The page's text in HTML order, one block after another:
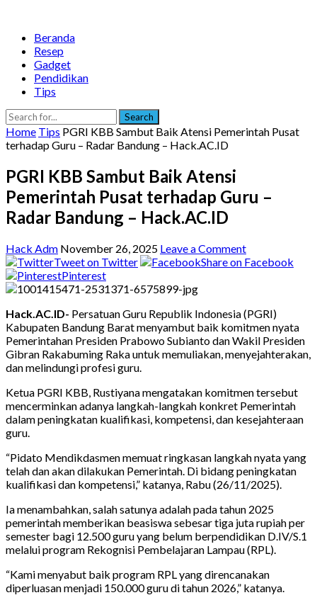
Beranda
Resep
Gadget
Pendidikan
Tips
Search
Home Tips PGRI KBB Sambut Baik Atensi Pemerintah Pusat
terhadap Guru – Radar Bandung – Hack.AC.ID
PGRI KBB Sambut Baik Atensi
Pemerintah Pusat terhadap Guru –
Radar Bandung – Hack.AC.ID
Hack Adm November 26, 2025 Leave a Comment
Tweet on Twitter
Share on Facebook
Pinterest
Hack.AC.ID- Persatuan Guru Republik Indonesia (PGRI)
Kabupaten Bandung Barat menyambut baik komitmen nyata
Pemerintahan Presiden Prabowo Subianto dan Wakil Presiden
Gibran Rakabuming Raka untuk memuliakan, menyejahterakan,
dan melindungi profesi guru.
Ketua PGRI KBB, Rustiyana mengatakan komitmen tersebut
mencerminkan adanya langkah-langkah konkret Pemerintah
dalam peningkatan kualifikasi, kompetensi, dan kesejahteraan
guru.
“Pidato Mendikdasmen memuat ringkasan langkah nyata yang
telah dan akan dilakukan Pemerintah. Di bidang peningkatan
kualifikasi dan kompetensi,” katanya, Rabu (26/11/2025).
Ia menambahkan, salah satunya adalah pada tahun 2025
pemerintah memberikan beasiswa sebesar tiga juta rupiah per
semester bagi 12.500 guru yang belum berpendidikan D.IV/S.1
melalui program Rekognisi Pembelajaran Lampau (RPL).
“Kami menyabut baik program RPL yang direncanakan
diperluasan menjadi 150.000 guru di tahun 2026,” katanya.